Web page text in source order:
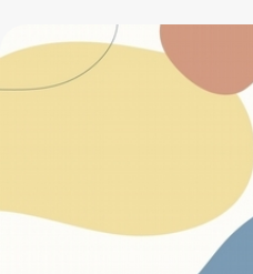
及誘惑。
署亦指出，在台灣，口腔癌成為
的癌症。根據最新癌症登記資料
患口腔癌的人數已增加2倍，每年
2,300人因口腔癌死亡，為台灣
亡情形增加最快者。南投醫院洪
榔習慣的民眾相對來說偏高，在
上的需要（如提神），民眾有嚼
口腔癌的死亡率不算低，民眾更
榔，如有(曾有)抽菸或吃檳榔習